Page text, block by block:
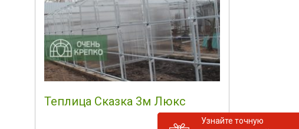
Теплица Сказка 3м Люкс
Узнайте точную